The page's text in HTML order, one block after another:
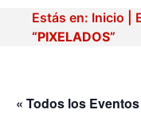
Estás en: Inicio
“PIXELADOS”
« Todos los Eventos